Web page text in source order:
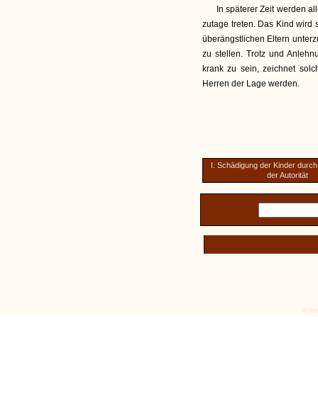
In späterer Zeit werden
zutage treten. Das Kind wird
überängstlichen Eltern
zu stellen. Trotz und
krank zu sein, zeichnet
Herren der Lage werden.
I. Schädigung der Kinder
der Autorität